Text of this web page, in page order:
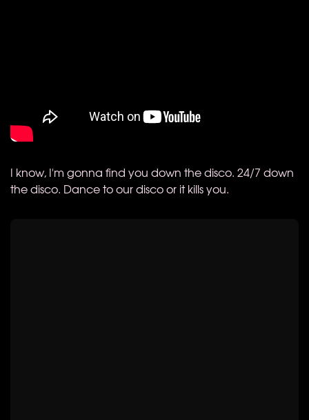
I know, I'm gonna find you down the disco. 24/7 down
the disco. Dance to our disco or it kills you.